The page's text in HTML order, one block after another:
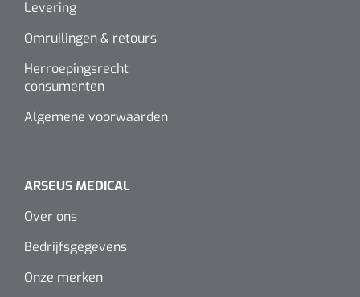
Wearables
Software
Alcoholmeter
Steriele velden
Chronische wondzorgproducten
Zilververbanden
Schuimverbanden
Levering
Omruilingen & retours
Herroepingsrecht
consumenten
Algemene voorwaarden
ARSEUS MEDICAL
Over ons
Bedrijfsgegevens
Onze merken